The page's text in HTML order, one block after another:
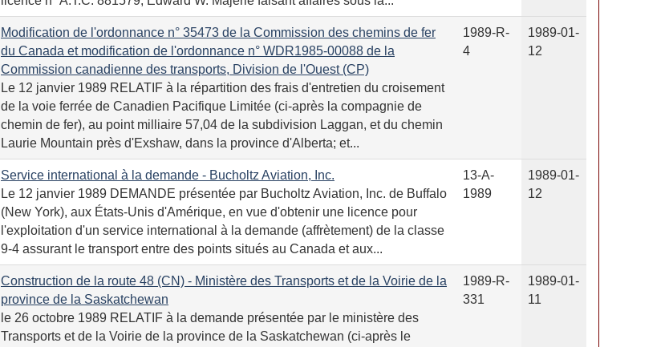
Modification de l'ordonnance n° 35473 de la Commission des chemins de fer
du Canada et modification de l'ordonnance n° WDR1985-00088 de la
Commission canadienne des transports, Division de l'Ouest (CP)
Le 12 janvier 1989 RELATIF à la répartition des frais d'entretien du croisement
de la voie ferrée de Canadien Pacifique Limitée (ci-après la compagnie de
chemin de fer), au point milliaire 57,04 de la subdivision Laggan, et du chemin
Laurie Mountain près d'Exshaw, dans la province d'Alberta; et...
1989-R-
4
1989-01-
12
Service international à la demande - Bucholtz Aviation, Inc.
Le 12 janvier 1989 DEMANDE présentée par Bucholtz Aviation, Inc. de Buffalo
(New York), aux États-Unis d'Amérique, en vue d'obtenir une licence pour
l'exploitation d'un service international à la demande (affrètement) de la classe
9-4 assurant le transport entre des points situés au Canada et aux...
13-A-
1989
1989-01-
12
Construction de la route 48 (CN) - Ministère des Transports et de la Voirie de la
province de la Saskatchewan
le 26 octobre 1989 RELATIF à la demande présentée par le ministère des
Transports et de la Voirie de la province de la Saskatchewan (ci-après le
1989-R-
331
1989-01-
11